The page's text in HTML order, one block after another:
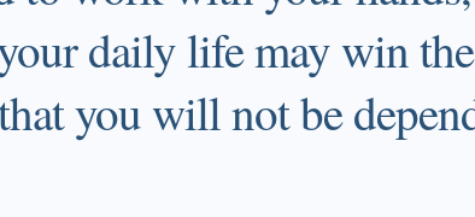
daily life may win
you will not be